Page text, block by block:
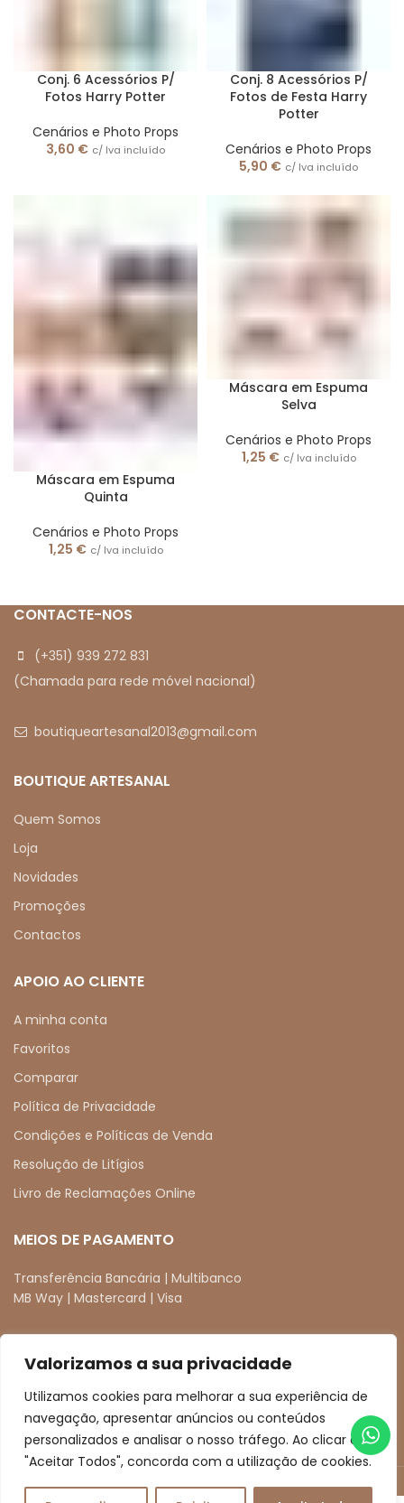
Valorizamos a sua privacidade
Utilizamos cookies para melhorar a sua experiência de
navegação, apresentar anúncios ou conteúdos
personalizados e analisar o nosso tráfego. Ao clicar em
"Aceitar Todos", concorda com a utilização de cookies.
Conj. 6 Acessórios P/
Fotos Harry Potter
Cenários e Photo Props
3,60 € c/ Iva incluído
Conj. 8 Acessórios P/
Fotos de Festa Harry
Potter
Cenários e Photo Props
5,90 € c/ Iva incluído
Máscara em Espuma
Quinta
Cenários e Photo Props
1,25 € c/ Iva incluído
Máscara em Espuma
Selva
Cenários e Photo Props
1,25 € c/ Iva incluído
CONTACTE-NOS
(+351) 939 272 831
(Chamada para rede móvel nacional)
boutiqueartesanal2013@gmail.com
BOUTIQUE ARTESANAL
Quem Somos
Loja
Novidades
Promoções
Contactos
APOIO AO CLIENTE
A minha conta
Favoritos
Comparar
Política de Privacidade
Condições e Políticas de Venda
Resolução de Litígios
Livro de Reclamações Online
MEIOS DE PAGAMENTO
Transferência Bancária | Multibanco
MB Way | Mastercard | Visa
REDES SOCIAIS
facebookinstagram
© Boutique Artesanal 2025. All Rights Reserved.
Desenvolvido porWEB FUSION